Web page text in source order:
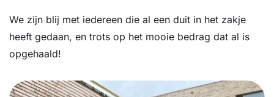
We zijn blij met iedereen die al een duit in het zakje
heeft gedaan, en trots op het mooie bedrag dat al is
opgehaald!